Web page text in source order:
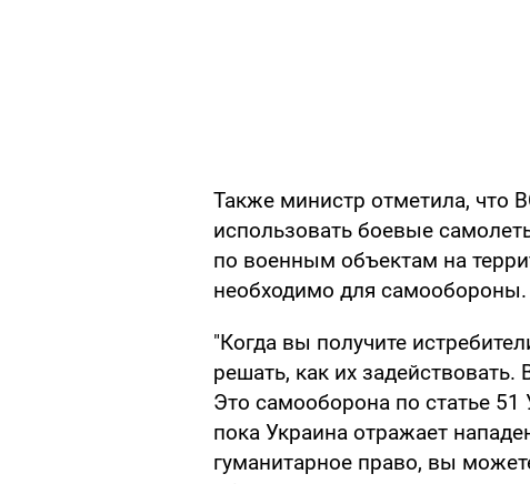
Также министр отметила, что
использовать боевые
по военным объектам на
необходимо для самообороны.
"Когда вы получите
решать, как их
Это самооборона по статье
пока Украина отражает
гуманитарное право, вы